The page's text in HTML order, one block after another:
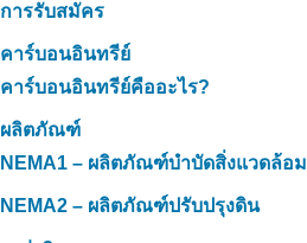
การรับสมัคร
คาร์บอนอินทรีย์
คาร์บอนอินทรีย์คืออะไร?
ผลิตภัณฑ์
NEMA1 – ผลิตภัณฑ์บำบัดสิ่งแวดล้อม
NEMA2 – ผลิตภัณฑ์ปรับปรุงดิน